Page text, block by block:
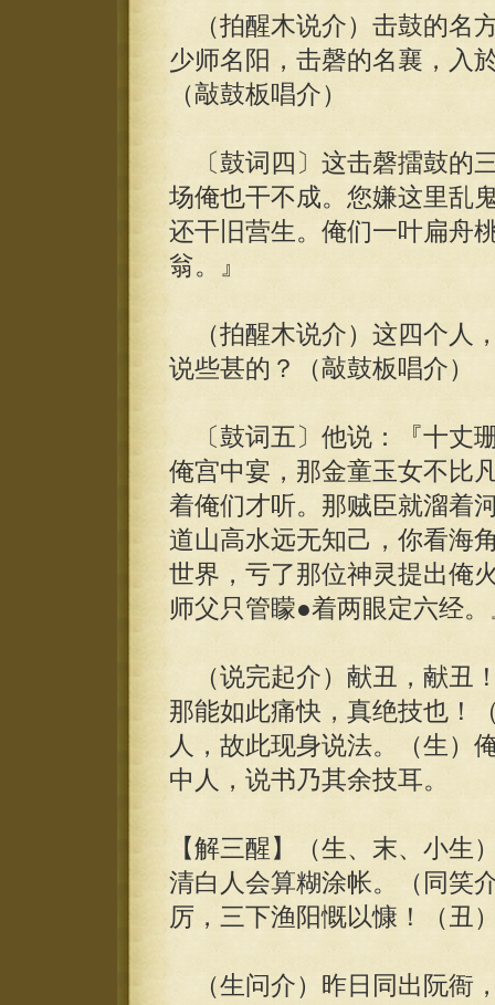
（拍醒木说介）击鼓的名
少师名阳，击磬的名襄，入
（敲鼓板唱介）
〔鼓词四〕这击磬擂鼓的
场俺也干不成。您嫌这里乱
还干旧营生。俺们一叶扁舟
翁。』
（拍醒木说介）这四个人
说些甚的？（敲鼓板唱介）
〔鼓词五〕他说：『十丈
俺宫中宴，那金童玉女不比
着俺们才听。那贼臣就溜着
道山高水远无知己，你看海
世界，亏了那位神灵提出俺
师父只管矇●着两眼定六经。
（说完起介）献丑，献丑
那能如此痛快，真绝技也！
人，故此现身说法。（生）
中人，说书乃其余技耳。
【解三醒】（生、末、小生
清白人会算糊涂帐。（同笑
厉，三下渔阳慨以慷！（丑
（生问介）昨日同出阮衙